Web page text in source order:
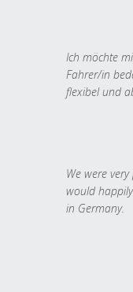
Ich möchte
Fahrer/in
flexibel und
We were
would
in Germany.